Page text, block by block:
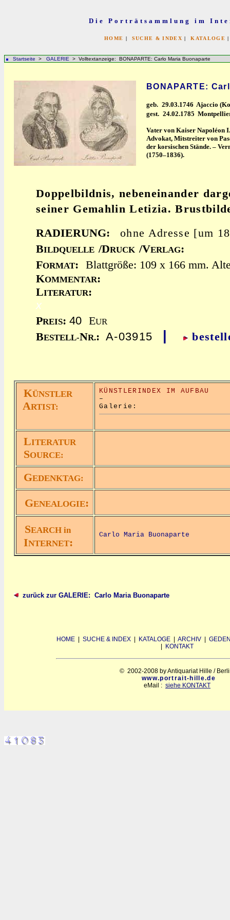
Die Porträtsammlung im
HOME | SUCHE & INDEX |KATALOGE
Startseite > GALERIE > Volltextanzeige: BONAPARTE: Carlo Maria Buonaparte
BONAPARTE:
geb. 29.03.1746 Ajaccio
gest. 24.02.1785
Vater von Kaiser Napoléon
Advokat, Mitstreiter von
der korsischen Stände. –
(1750–1836).
Doppelbildnis, nebeneinander
seiner Gemahlin Letizia.
RADIERUNG:
ohne Adresse [um
BILDQUELLE /DRUCK /VERLAG:
FORMAT:
Blattgröße: 109 x 166 mm.
KOMMENTAR:
LITERATUR:
x
PREIS: 40 EUR
BESTELL-NR.: A-03915 |
KÜNSTLER
ARTIST:
KÜNSTLERINDEX IM AUFBAU
–
Galerie:
LITERATUR
SOURCE:
GEDENKTAG:
GENEALOGIE:
SEARCH in
INTERNET:
Carlo Maria Buonaparte
zurück zur GALERIE: Carlo Maria Buonaparte
HOME SUCHE & INDEX KATALOGE ARCHIV
KONTAKT
© 2002-2008 by Antiquariat Hille /
www.portrait-hille.de
eMail : siehe KONTAKT